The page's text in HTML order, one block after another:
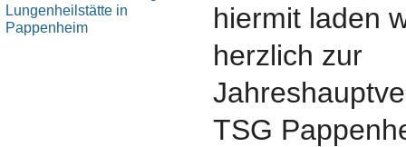
hiermit laden
herzlich zur
TSG